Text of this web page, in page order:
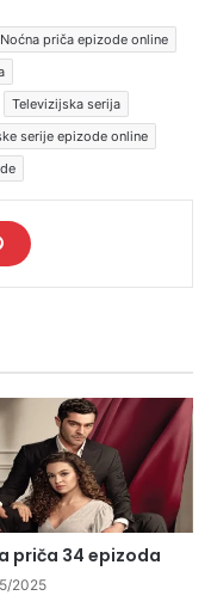
Noćna priča epizode online
Televizijska serija
serije epizode online
priča 34 epizoda
2025